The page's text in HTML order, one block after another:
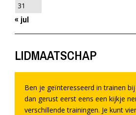
31
« jul
LIDMAATSCHAP
Ben je geïnteresseerd in trainen
dan gerust eerst eens een kijkje
verschillende trainingen. Je kunt